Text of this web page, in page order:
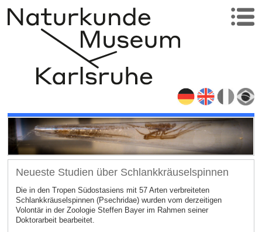
Neueste Studien über Schlankkräuselspinnen
Die in den Tropen Südostasiens mit 57 Arten verbreiteten
Schlankkräuselspinnen (Psechridae) wurden vom derzeitigen
Volontär in der Zoologie Steffen Bayer im Rahmen seiner
Doktorarbeit bearbeitet.